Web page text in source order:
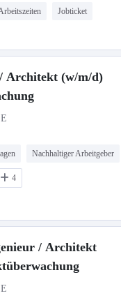
Jobticket
Architekt (w/m/d)
Nachhaltiger Arbeitgeber
4
/ Architekt